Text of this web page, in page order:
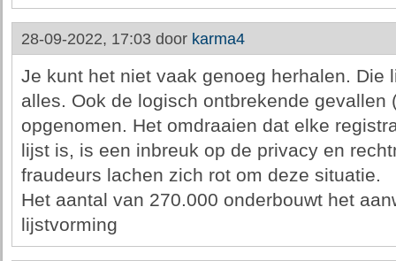
28-09-2022, 17:03 door karma4
Je kunt het niet vaak genoeg herhalen. Die
alles. Ook de logisch ontbrekende gevallen
opgenomen. Het omdraaien dat elke
lijst is, is een inbreuk op de privacy en
fraudeurs lachen zich rot om deze situatie.
Het aantal van 270.000 onderbouwt het
lijstvorming